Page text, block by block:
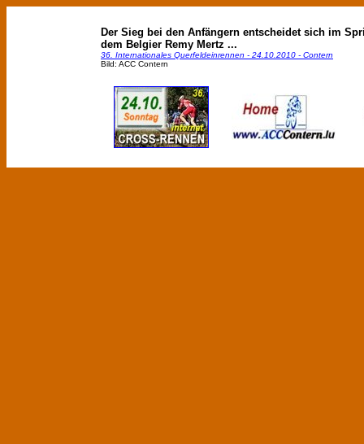
Der Sieg bei den Anfängern entscheidet sich im
dem Belgier Remy Mertz ...
36. Internationales Querfeldeinrennen - 24.10.2010 - Contern
Bild: ACC Contern